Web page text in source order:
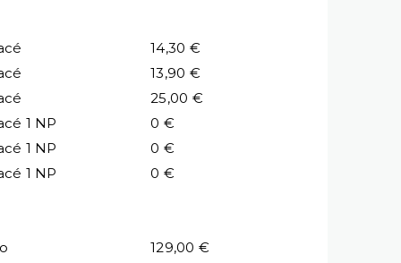
14,30 €
13,90 €
25,00 €
1 NP
0 €
1 NP
0 €
1 NP
0 €
129,00 €